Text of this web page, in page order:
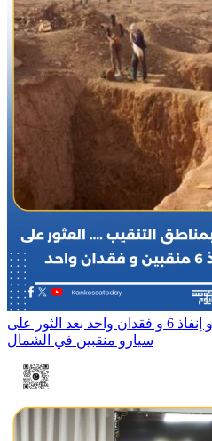
العثور على جثث 5 منقبين و إنفاذ 6 و فقدان واحد بعد الثور على
سيارو منقبين في الشمال